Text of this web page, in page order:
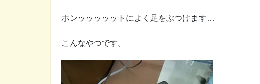
ホンッッッッットによく足をぶつけます…
こんなやつです。